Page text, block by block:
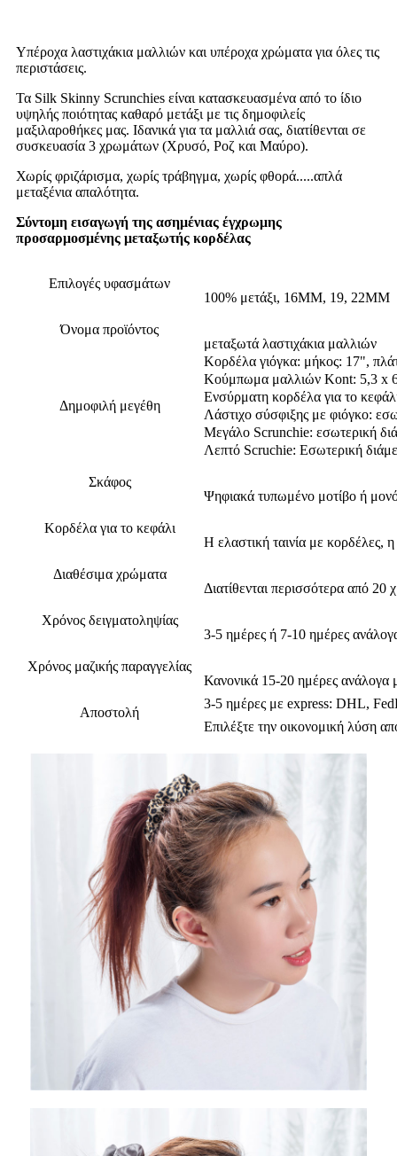
Υπέροχα λαστιχάκια μαλλιών και υπέροχα χρώματα για όλες τις
περιστάσεις.
Τα Silk Skinny Scrunchies είναι κατασκευασμένα από το ίδιο
υψηλής ποιότητας καθαρό μετάξι με τις δημοφιλείς
μαξιλαροθήκες μας. Ιδανικά για τα μαλλιά σας, διατίθενται σε
συσκευασία 3 χρωμάτων (Χρυσό, Ροζ και Μαύρο).
Χωρίς φριζάρισμα, χωρίς τράβηγμα, χωρίς φθορά.....απλά
μεταξένια απαλότητα.
Σύντομη εισαγωγή της ασημένιας έγχρωμης
προσαρμοσμένης μεταξωτής κορδέλας
Επιλογές υφασμάτων
100% μετάξι, 16MM, 19, 22MM
Όνομα προϊόντος
μεταξωτά λαστιχάκια μαλλιών
Δημοφιλή μεγέθη
Κορδέλα γιόγκα: μήκος: 17",
Κούμπωμα μαλλιών Kont: 5,3 x
Ενσύρματη κορδέλα για το
Λάστιχο σύσφιξης με φιόγκο:
Μεγάλο Scrunchie: εσωτερική
Λεπτό Scruchie: Εσωτερική
Σκάφος
Ψηφιακά τυπωμένο μοτίβο ή
Κορδέλα για το κεφάλι
Η ελαστική ταινία με κορδέλες,
Διαθέσιμα χρώματα
Διατίθενται περισσότερα από 20
Χρόνος δειγματοληψίας
3-5 ημέρες ή 7-10 ημέρες
Χρόνος μαζικής παραγγελίας
Κανονικά 15-20 ημέρες ανάλογα
Αποστολή
3-5 ημέρες με express: DHL,
Επιλέξτε την οικονομική λύση